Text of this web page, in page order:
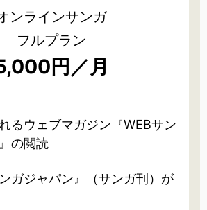
ンラインサンガ
フルプラン
円／月
るウェブマガジン『WEBサン
の閲読
ガジャパン』（サンガ刊）が